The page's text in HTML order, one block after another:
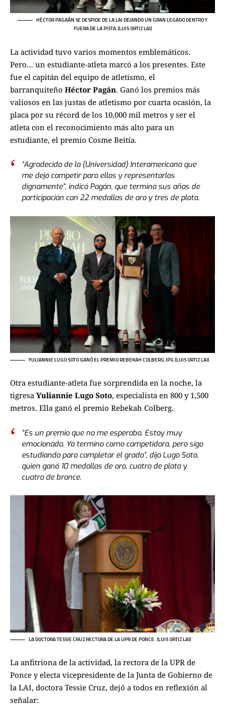
HÉCTOR PAGAÁN SE DESPIDE DE LA LAI DEJANDO UN GRAN LEGADO DENTRO Y
FUERA DE LA PISTA.(LUIS ORTIZ LAI)
La actividad tuvo varios momentos emblemáticos.
Pero… un estudiante-atleta marcó a los presentes. Este
fue el capitán del equipo de atletismo, el
barranquiteño Héctor Pagán. Ganó los premios más
valiosos en las justas de atletismo por cuarta ocasión, la
placa por su récord de los 10,000 mil metros y ser el
atleta con el reconocimiento más alto para un
estudiante, el premio Cosme Beitía.
“Agradecido de la (Universidad) Interamericana que
me dejó competir para ellos y representarlos
dignamente”, indicó Pagán, que termina sus años de
participación con 22 medallas de oro y tres de plata.
YULIANNIE LUGO SOTO GANÓ EL PREMIO REBEKAH COLBERG.JPG (LUIS ORTIZ LAI)
Otra estudiante-atleta fue sorprendida en la noche, la
tigresa Yuliannie Lugo Soto, especialista en 800 y 1,500
metros. Ella ganó el premio Rebekah Colberg.
“Es un premio que no me esperaba. Estoy muy
emocionada. Ya termino como competidora, pero sigo
estudiando para completar el grado”, dijo Lugo Soto,
quien ganó 10 medallas de oro, cuatro de plata y
cuatro de bronce.
LA DOCTORA TESSIE CRUZ RECTORA DE LA UPR DE PONCE. (LUIS ORTIZ LAI)
La anfitriona de la actividad, la rectora de la UPR de
Ponce y electa vicepresidente de la Junta de Gobierno de
la LAI, doctora Tessie Cruz, dejó a todos en reflexión al
señalar: